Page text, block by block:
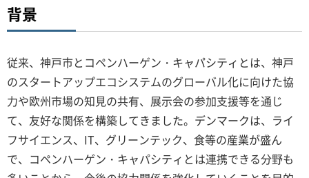
背景
従来、神戸市とコペンハーゲン・キャパシティとは、神戸
のスタートアップエコシステムのグローバル化に向けた協
力や欧州市場の知見の共有、展示会の参加支援等を通じ
て、友好な関係を構築してきました。デンマークは、ライ
フサイエンス、IT、グリーンテック、食等の産業が盛ん
で、コペンハーゲン・キャパシティとは連携できる分野も